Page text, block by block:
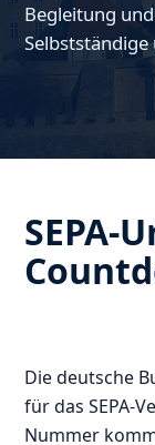
Begleitung
SEPA-
Die deutsche
für das SEPA-
Nummer